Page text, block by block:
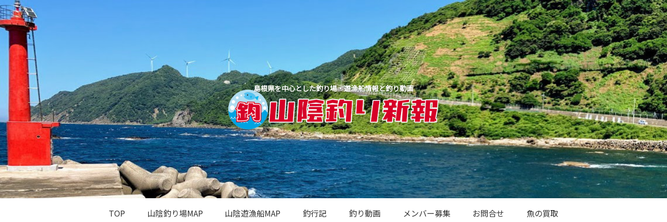
島根県を中心とした釣り場・遊漁船情報と釣り動画
TOP 山陰釣り場MAP 山陰遊漁船MAP 釣行記 釣り動画 メンバー募集 お問合せ 魚の買取